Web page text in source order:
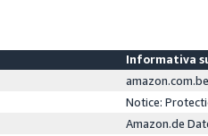
Informativa
Notice:
Amazon.de